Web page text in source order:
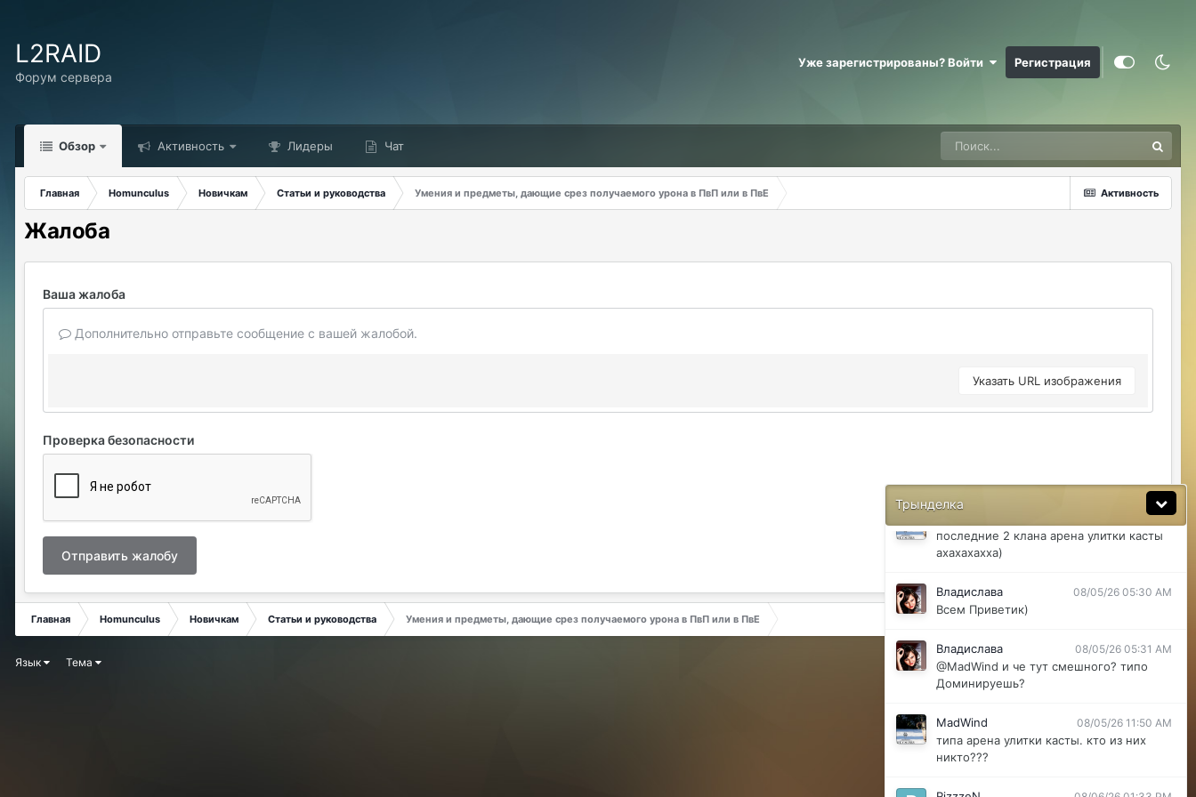
L2RAID
Форум сервера
Уже зарегистрированы? Войти Регистрация
Обзор Активность Лидеры Чат
Активность
Главная Homunculus Новичкам Статьи и руководства Умения и предметы, дающие срез получаемого урона в ПвП или в ПвЕ
Жалоба
Ваша жалоба
Дополнительно отправьте сообщение с вашей жалобой.
Указать URL изображения
Проверка безопасности
Отправить жалобу
Главная Homunculus Новичкам Статьи и руководства Умения и предметы, дающие срез получаемого урона в ПвП или в ПвЕ
Трынделка
Майкл Скофилд 07/28/26 09:16 AM
@Sensuella ненадо заниматься этой
ДусяАгрегаТ 08/04/26 09:23 AM
Последние два клана с сервера вышли
это печально (
08/04/26 10:24 AM
ДусяАгрегаТ 08/04/26 10:53 AM
Justina 08/04/26 11:33 AM
08/04/26 08:56 PM
последние 2 клана арена улитки касты
ахахахахха)
Владислава 08/05/26 05:30 AM
Всем Приветик)
Владислава 08/05/26 05:31 AM
@MadWind и че тут смешного? типо
Доминируешь?
MadWind 08/05/26 11:50 AM
типа арена улитки касты. кто из них
никто???
Язык Тема Powered by Invision Community